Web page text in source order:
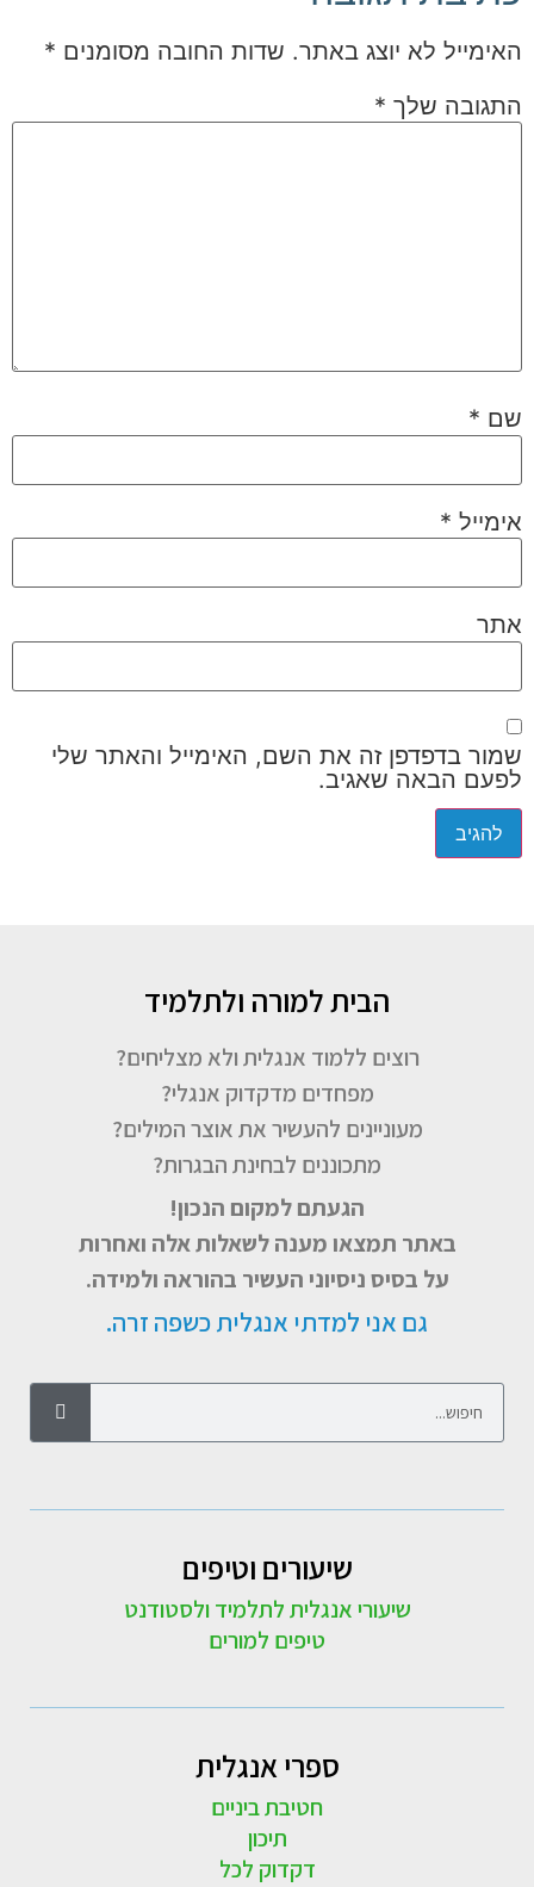
האימייל לא יוצג באתר. שדות החובה מסומנים *
התגובה שלך *
שם *
אימייל *
אתר
שמור בדפדפן זה את השם, האימייל והאתר שלי
לפעם הבאה שאגיב.
הבית למורה ולתלמיד
רוצים ללמוד אנגלית ולא מצליחים?
מפחדים מדקדוק אנגלי?
מעוניינים להעשיר את אוצר המילים?
מתכוננים לבחינת הבגרות?
הגעתם למקום הנכון!
באתר תמצאו מענה לשאלות אלה ואחרות
על בסיס ניסיוני העשיר בהוראה ולמידה.
גם אני למדתי אנגלית כשפה זרה.
שיעורים וטיפים
שיעורי אנגלית לתלמיד ולסטודנט
טיפים למורים
ספרי אנגלית
חטיבת ביניים
תיכון
דקדוק לכל